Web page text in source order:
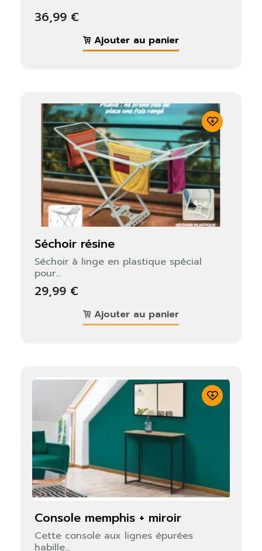
36,99 €
Ajouter au panier
séchoir résine
Séchoir à linge en plastique spécial
pour...
29,99 €
Ajouter au panier
console memphis + miroir
Cette console aux lignes épurées
habille...